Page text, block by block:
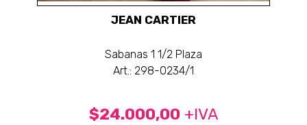
JEAN CARTIER
Sabanas 1 1/2 Plaza
Art.: 298-0234/1
$24.000,00 +IVA